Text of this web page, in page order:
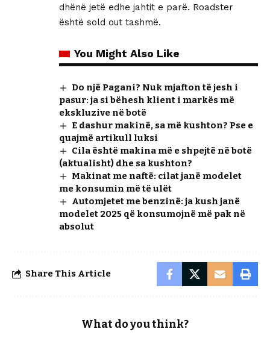
dhënë jetë edhe jahtit e parë. Roadster
është sold out tashmë.
You Might Also Like
Do një Pagani? Nuk mjafton të jesh i
pasur: ja si bëhesh klient i markës më
ekskluzive në botë
E dashur makinë, sa më kushton? Pse e
quajmë artikull luksi
Cila është makina më e shpejtë në botë
(aktualisht) dhe sa kushton?
Makinat me naftë: cilat janë modelet
me konsumin më të ulët
Automjetet me benzinë: ja kush janë
modelet 2025 që konsumojnë më pak në
absolut
Share This Article
What do you think?